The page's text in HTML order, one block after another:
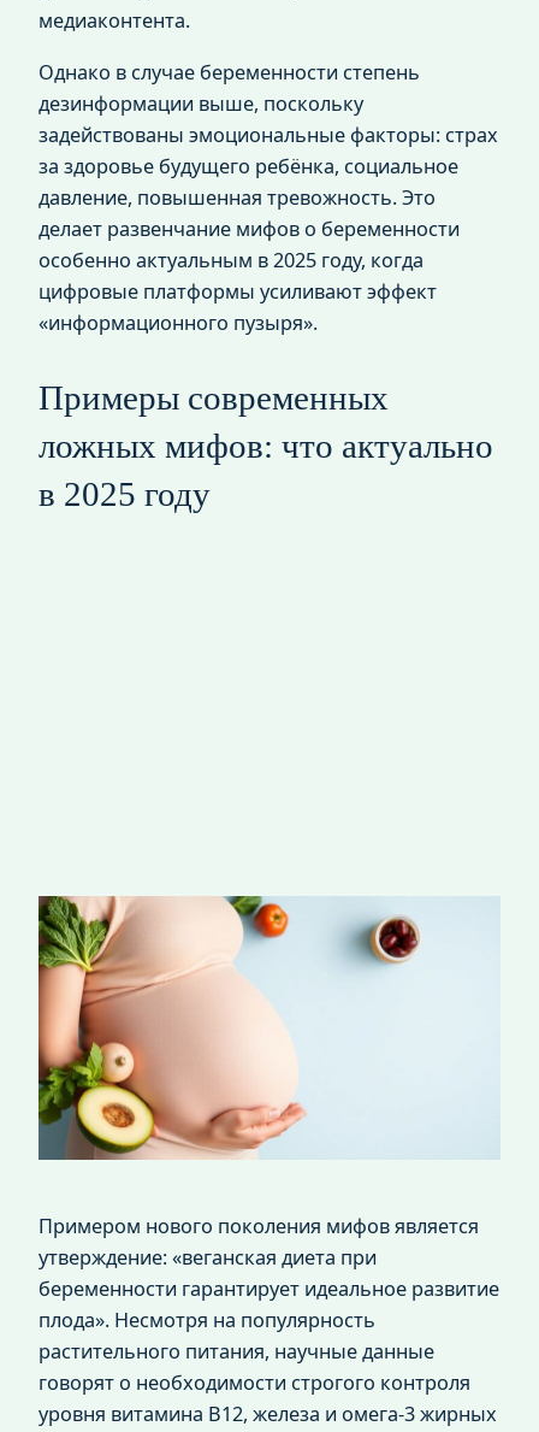
медиаконтента.
Однако в случае беременности степень
дезинформации выше, поскольку
задействованы эмоциональные факторы: страх
за здоровье будущего ребёнка, социальное
давление, повышенная тревожность. Это
делает развенчание мифов о беременности
особенно актуальным в 2025 году, когда
цифровые платформы усиливают эффект
«информационного пузыря».
Примеры современных
ложных мифов: что актуально
в 2025 году
Примером нового поколения мифов является
утверждение: «веганская диета при
беременности гарантирует идеальное развитие
плода». Несмотря на популярность
растительного питания, научные данные
говорят о необходимости строгого контроля
уровня витамина B12, железа и омега-3 жирных